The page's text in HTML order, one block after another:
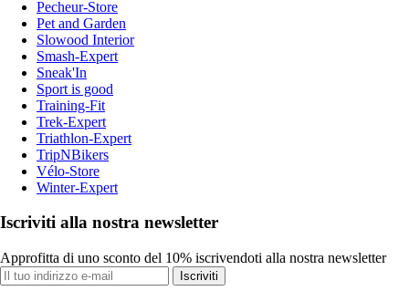
Pecheur-Store
Pet and Garden
Slowood Interior
Smash-Expert
Sneak'In
Sport is good
Training-Fit
Trek-Expert
Triathlon-Expert
TripNBikers
Vélo-Store
Winter-Expert
Iscriviti alla nostra newsletter
Approfitta di uno sconto del 10% iscrivendoti alla nostra newsletter
Iscriviti